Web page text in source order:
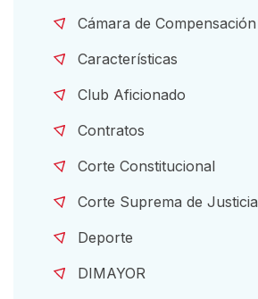
Cámara de Compensación
Características
Club Aficionado
Contratos
Corte Constitucional
Corte Suprema de Justicia
Deporte
DIMAYOR